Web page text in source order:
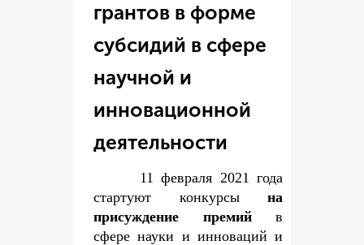
грантов в форме
субсидий в сфере
научной и
инновационной
деятельности
11 февраля 2021 года
стартуют конкурсына
присуждение премийв
сфере науки и инноваций и